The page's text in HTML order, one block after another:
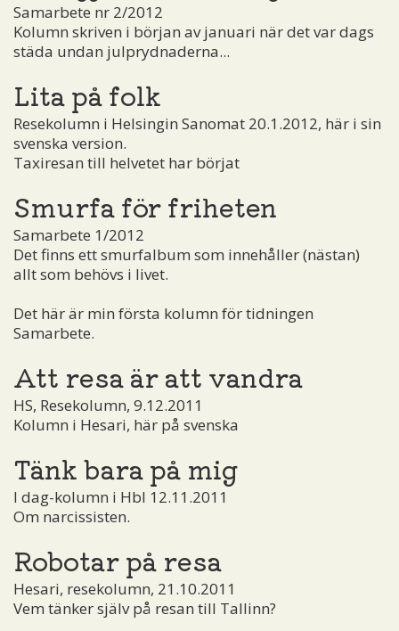
Samarbete nr 2/2012
Kolumn skriven i början av januari när det var dags
städa undan julprydnaderna...
Lita på folk
Resekolumn i Helsingin Sanomat 20.1.2012, här i sin
svenska version.
Taxiresan till helvetet har börjat
Smurfa för friheten
Samarbete 1/2012
Det finns ett smurfalbum som innehåller (nästan)
allt som behövs i livet.
Det här är min första kolumn för tidningen
Samarbete.
Att resa är att vandra
HS, Resekolumn, 9.12.2011
Kolumn i Hesari, här på svenska
Tänk bara på mig
I dag-kolumn i Hbl 12.11.2011
Om narcissisten.
Robotar på resa
Hesari, resekolumn, 21.10.2011
Vem tänker själv på resan till Tallinn?